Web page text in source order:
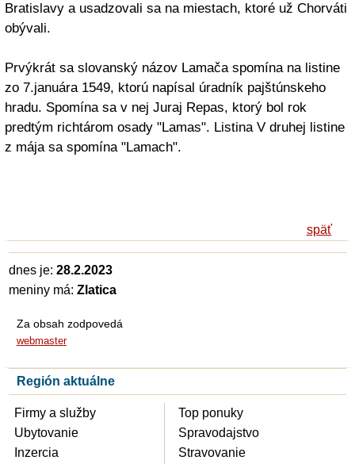
Bratislavy a usadzovali sa na miestach, ktoré už Chorváti
obývali.
Prvýkrát sa slovanský názov Lamača spomína na listine
zo 7.januára 1549, ktorú napísal úradník pajštúnskeho
hradu. Spomína sa v nej Juraj Repas, ktorý bol rok
predtým richtárom osady "Lamas". Listina V druhej listine
z mája sa spomína "Lamach".
späť
dnes je: 28.2.2023
meniny má: Zlatica
Za obsah zodpovedá
webmaster
Región aktuálne
Firmy a služby
Ubytovanie
Inzercia
Top ponuky
Spravodajstvo
Stravovanie